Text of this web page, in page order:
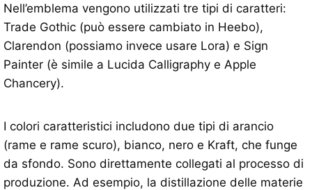
Nell’emblema vengono utilizzati tre tipi di caratteri:
Trade Gothic (può essere cambiato in Heebo),
Clarendon (possiamo invece usare Lora) e Sign
Painter (è simile a Lucida Calligraphy e Apple
Chancery).
I colori caratteristici includono due tipi di arancio
(rame e rame scuro), bianco, nero e Kraft, che funge
da sfondo. Sono direttamente collegati al processo di
produzione. Ad esempio, la distillazione delle materie